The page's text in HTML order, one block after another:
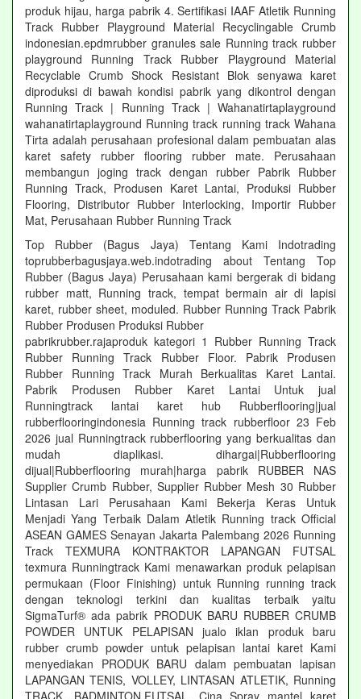
produk hijau, harga pabrik 4. Sertifikasi IAAF Atletik Running
Track Rubber Playground Material Recyclingable Crumb
indonesian.epdmrubber granules sale Running track rubber
playground Running Track Rubber Playground Material
Recyclable Crumb Shock Resistant Blok senyawa karet
diproduksi di bawah kondisi pabrik yang dikontrol dengan
Running Track | Running Track | Wahanatirtaplayground
wahanatirtaplayground Running track running track Wahana
Tirta adalah perusahaan profesional dalam pembuatan alas
karet safety rubber flooring rubber mate. Perusahaan
membangun joging track dengan rubber Pabrik Rubber
Running Track, Produsen Karet Lantai, Produksi Rubber
Flooring, Distributor Rubber Interlocking, Importir Rubber
Mat, Perusahaan Rubber Running Track
Top Rubber (Bagus Jaya) Tentang Kami Indotrading
toprubberbagusjaya.web.indotrading about Tentang Top
Rubber (Bagus Jaya) Perusahaan kami bergerak di bidang
rubber matt, Running track, tempat bermain air di lapisi
karet, rubber sheet, moduled. Rubber Running Track Pabrik
Rubber Produsen Produksi Rubber
pabrikrubber.rajaproduk kategori 1 Rubber Running Track
Rubber Running Track Rubber Floor. Pabrik Produsen
Rubber Running Track Murah Berkualitas Karet Lantai.
Pabrik Produsen Rubber Karet Lantai Untuk jual
Runningtrack lantai karet hub Rubberflooring|jual
rubberflooringindonesia Running track rubberfloor 23 Feb
2026 jual Runningtrack rubberflooring yang berkualitas dan
mudah diaplikasi. dihargai|Rubberflooring
dijual|Rubberflooring murah|harga pabrik RUBBER NAS
Supplier Crumb Rubber, Supplier Rubber Mesh 30 Rubber
Lintasan Lari Perusahaan Kami Bekerja Keras Untuk
Menjadi Yang Terbaik Dalam Atletik Running track Official
ASEAN GAMES Senayan Jakarta Palembang 2026 Running
Track TEXMURA KONTRAKTOR LAPANGAN FUTSAL
texmura Runningtrack Kami menawarkan produk pelapisan
permukaan (Floor Finishing) untuk Running running track
dengan teknologi terkini dan kualitas terbaik yaitu
SigmaTurf® ada pabrik PRODUK BARU RUBBER CRUMB
POWDER UNTUK PELAPISAN jualo iklan produk baru
rubber crumb powder untuk pelapisan lantai karet Kami
menyediakan PRODUK BARU dalam pembuatan lapisan
LAPANGAN TENIS, VOLLEY, LINTASAN ATLETIK, Running